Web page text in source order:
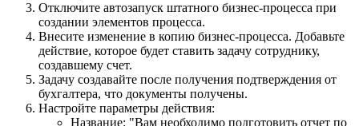
Отключите автозапуск штатного бизнес-процесса при
создании элементов процесса.
Внесите изменение в копию бизнес-процесса. Добавьте
действие, которое будет ставить задачу сотруднику,
создавшему счет.
Задачу создавайте после получения подтверждения от
бухгалтера, что документы получены.
Настройте параметры действия:
Название: "Вам необходимо подготовить отчет по